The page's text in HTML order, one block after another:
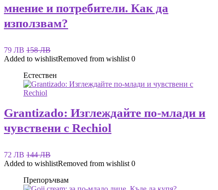
мнение и потребители. Как да
използвам?
79 ЛВ 158 ЛВ
Added to wishlistRemoved from wishlist 0
Естествен
Grantizado: Изглеждайте по-млади и
чувствени с Rechiol
72 ЛВ 144 ЛВ
Added to wishlistRemoved from wishlist 0
Препоръчвам